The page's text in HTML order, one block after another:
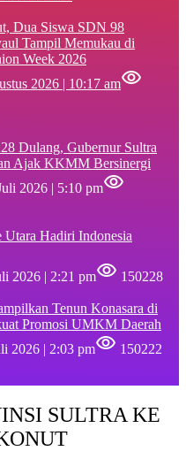
Dua Siswa SDN 98
Tampil Memukau di
Week 2026
2026 | 10:17 am
Dulang, Gubernur Sultra
Ajak KKMM Bersinergi
2026 | 5:10 pm
Utara Hadiri Indonesia
2026 | 2:21 pm
150228
Tenun Konasara di
Promosi UMKM Daerah
2026 | 2:03 pm 150222
SULTRA KE